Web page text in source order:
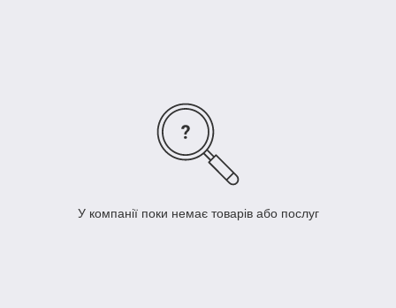
У компанії поки немає товарів або послуг